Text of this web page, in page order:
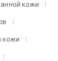
кожи
кожи